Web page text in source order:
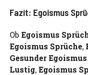
Fazit: Egoismus
Ob Egoismus
Egoismus Sprüche,
Gesunder
Lustig,Egoismus